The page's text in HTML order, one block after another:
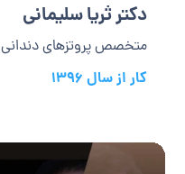
دکتر ثریا سلیمانی
متخصص پروتزهای دندانی
کار از سال 1396